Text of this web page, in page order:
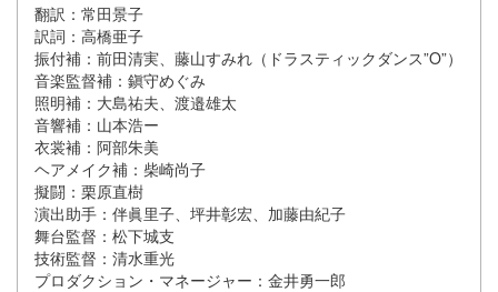
翻訳：常田景子
訳詞：高橋亜子
振付補：前田清実、藤山すみれ（ドラスティックダンス”O”）
音楽監督補：鎭守めぐみ
照明補：大島祐夫、渡邉雄太
音響補：山本浩ー
衣裳補：阿部朱美
ヘアメイク補：柴崎尚子
擬闘：栗原直樹
演出助手：伴眞里子、坪井彰宏、加藤由紀子
舞台監督：松下城支
技術監督：清水重光
プロダクション・マネージャー：金井勇一郎